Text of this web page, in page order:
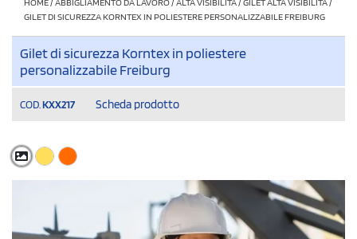
GILET DI SICUREZZA KORNTEX IN POLIESTERE PERSONALIZZABILE FREIBURG
Gilet di sicurezza Korntex in poliestere
personalizzabile Freiburg
COD. KXX217 Scheda prodotto